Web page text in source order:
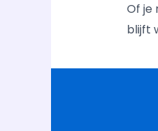
Of je
blijft